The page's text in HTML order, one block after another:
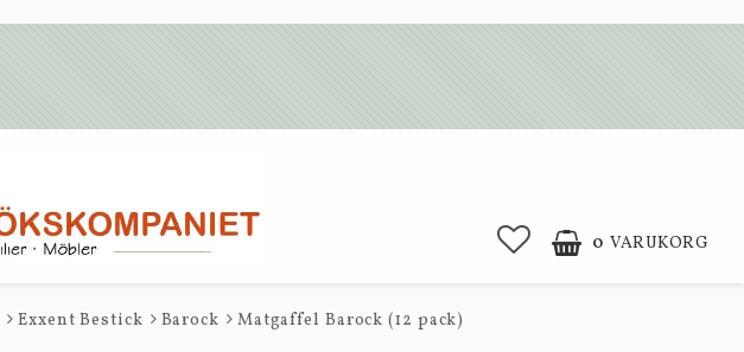
0 VARUKORG
Exxent Bestick Barock Matgaffel Barock (12 pack)